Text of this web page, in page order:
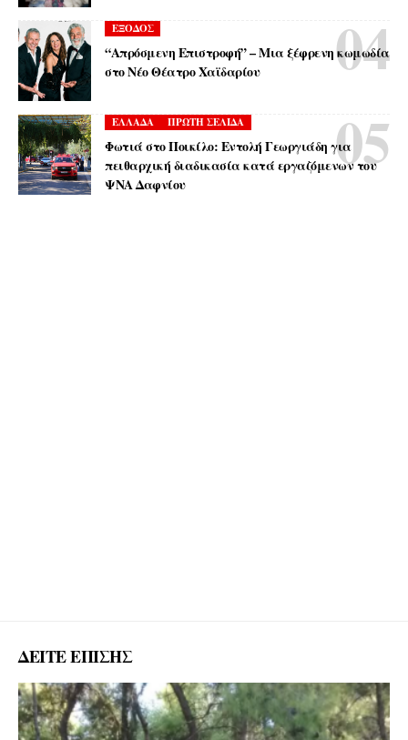
ΕΞΟΔΟΣ
“Απρόσμενη Επιστροφή” – Μια ξέφρενη κωμωδία
στο Νέο Θέατρο Χαϊδαρίου
ΕΛΛΑΔΑ ΠΡΩΤΗ ΣΕΛΙΔΑ
Φωτιά στο Ποικίλο: Εντολή Γεωργιάδη για
πειθαρχική διαδικασία κατά εργαζόμενων του
ΨΝΑ Δαφνίου
ΔΕΙΤΕ ΕΠΙΣΗΣ